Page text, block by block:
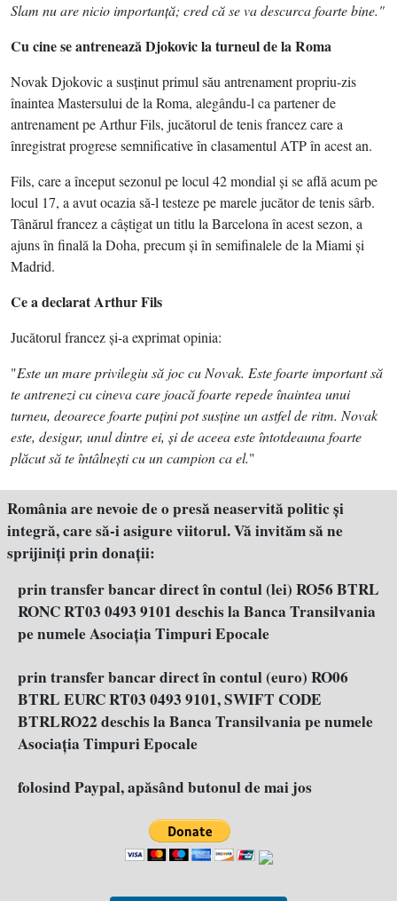
Slam nu are nicio importanţă; cred că se va descurca foarte bine."
Cu cine se antrenează Djokovic la turneul de la Roma
Novak Djokovic a susţinut primul său antrenament propriu-zis
înaintea Mastersului de la Roma, alegându-l ca partener de
antrenament pe Arthur Fils, jucătorul de tenis francez care a
înregistrat progrese semnificative în clasamentul ATP în acest an.
Fils, care a început sezonul pe locul 42 mondial şi se află acum pe
locul 17, a avut ocazia să-l testeze pe marele jucător de tenis sârb.
Tânărul francez a câştigat un titlu la Barcelona în acest sezon, a
ajuns în finală la Doha, precum şi în semifinalele de la Miami şi
Madrid.
Ce a declarat Arthur Fils
Jucătorul francez şi-a exprimat opinia:
"Este un mare privilegiu să joc cu Novak. Este foarte important să
te antrenezi cu cineva care joacă foarte repede înaintea unui
turneu, deoarece foarte puţini pot susţine un astfel de ritm. Novak
este, desigur, unul dintre ei, şi de aceea este întotdeauna foarte
plăcut să te întâlneşti cu un campion ca el."
România are nevoie de o presă neaservită politic şi
integră, care să-i asigure viitorul. Vă invităm să ne
sprijiniţi prin donaţii:
prin transfer bancar direct în contul (lei) RO56 BTRL
RONC RT03 0493 9101 deschis la Banca Transilvania
pe numele Asociația Timpuri Epocale
prin transfer bancar direct în contul (euro) RO06
BTRL EURC RT03 0493 9101, SWIFT CODE
BTRLRO22 deschis la Banca Transilvania pe numele
Asociația Timpuri Epocale
folosind Paypal, apăsând butonul de mai jos